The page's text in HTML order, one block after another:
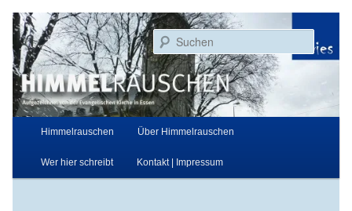
primären
Inhalt
springen
Himmelrauschen
Aufgezeichnet von der Evangelischen Kirche in Essen
Hauptmenü
Himmelrauschen Über Himmelrauschen
Wer hier schreibt Kontakt | Impressum